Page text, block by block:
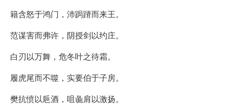
籍含怒于鸿门，沛跼蹐而来王。
范谋害而弗许，阴授剑以约庄。
白刃以万舞，危冬叶之待霜。
履虎尾而不噬，实要伯于子房。
樊抗愤以巵酒，咀彘肩以激扬。